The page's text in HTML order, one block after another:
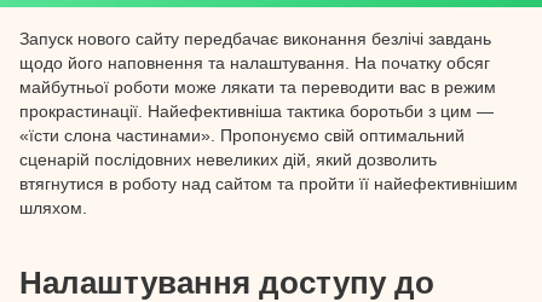
Запуск нового сайту передбачає виконання безлічі завдань
щодо його наповнення та налаштування. На початку обсяг
майбутньої роботи може лякати та переводити вас в режим
прокрастинації. Найефективніша тактика боротьби з цим —
«їсти слона частинами». Пропонуємо свій оптимальний
сценарій послідовних невеликих дій, який дозволить
втягнутися в роботу над сайтом та пройти її найефективнішим
шляхом.
Налаштування доступу до